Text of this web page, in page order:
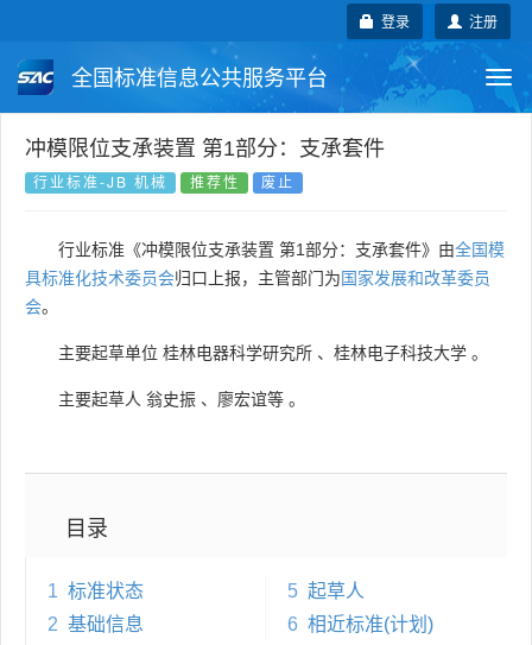
注册
登录
全国标准信息公共服务平台
国家标准 行业标准
国外标准 技术委员会
冲模限位支承装置 第1部分：支承套件
行业标准-JB 机械 推荐性 废止
行业标准《冲模限位支承装置 第1部分：支承套件》由全国模
具标准化技术委员会归口上报，主管部门为国家发展和改革委员
会。
主要起草单位 桂林电器科学研究所 、 桂林电子科技大学 。
主要起草人 翁史振 、 廖宏谊等 。
目录
1 标准状态
2 基础信息
5 起草人
6 相近标准(计划)